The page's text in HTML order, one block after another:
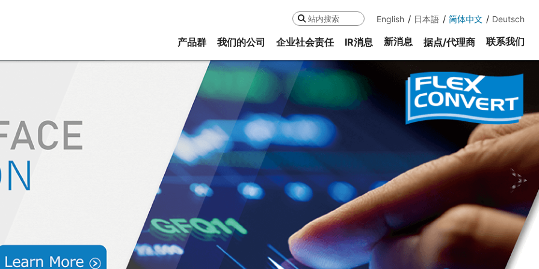
搜索 English 日本語 简体中文 Deutsch
产品群 我们的公司 企业社会责任 IR消息 新消息 据点/代理商 联系我们